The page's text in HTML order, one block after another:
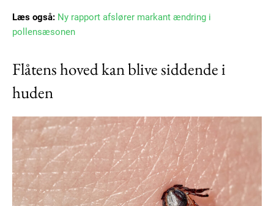
Læs også: Ny rapport afslører markant ændring i
pollensæsonen
Flåtens hoved kan blive siddende i
huden